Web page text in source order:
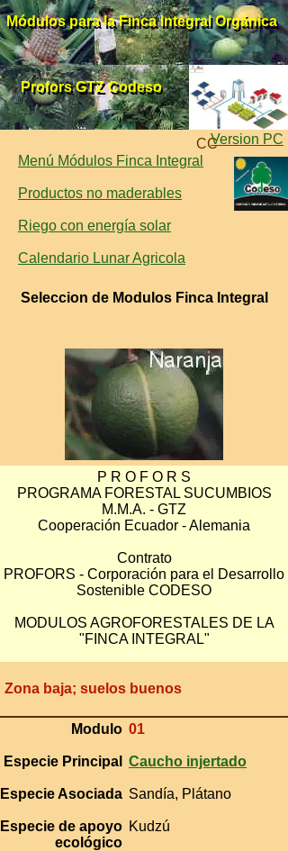
Version PC
Seleccion de Modulos Finca Integral
Menú Módulos Finca Integral
Productos no maderables
Riego con energía solar
Calendario Lunar Agricola
CC
Profors GTZ Codeso
Profors GTZ Codeso
Módulos para la Finca Integral Orgánica
Módulos para la Finca Integral Orgánica
P R O F O R S
PROGRAMA FORESTAL SUCUMBIOS
M.M.A. - GTZ
Cooperación Ecuador - Alemania
Contrato
PROFORS - Corporación para el Desarrollo
Sostenible CODESO
MODULOS AGROFORESTALES DE LA
"FINCA INTEGRAL"
Zona baja; suelos buenos
Modulo
Especie Principal
Especie Asociada
Especie de apoyo
ecológico
01
Caucho injertado
Sandía, Plátano
Kudzú